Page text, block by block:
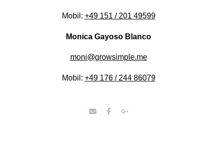
Mobil: +49 151 / 201 49599
Monica Gayoso Blanco
moni@growsimple.me
Mobil: +49 176 / 244 86079